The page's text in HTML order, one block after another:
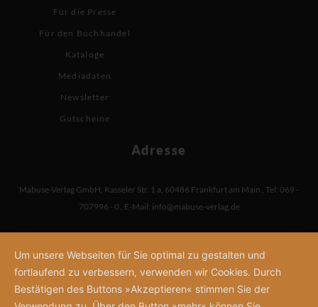
Für die Presse
Für den Buchhandel
Kataloge
Mediadaten
Newsletter
Gutscheine
Adresse
Mabuse-Verlag GmbH, Kasseler Str. 1 a, 60486 Frankfurt am Main , Tel: 069 -
707996 - 0 , E-Mail: info@mabuse-verlag.de
Um unsere Webseiten für Sie optimal zu gestalten und
fortlaufend zu verbessern, verwenden wir Cookies. Durch
Bestätigen des Buttons »Akzeptieren« stimmen Sie der